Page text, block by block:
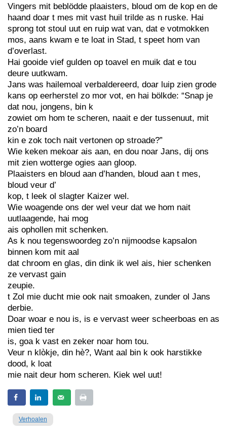
Vingers mit beblödde plaaisters, bloud om de kop en de
haand doar t mes mit vast huil trilde as n ruske. Hai
sprong tot stoul uut en ruip wat van, dat e votmokken
mos, aans kwam e te loat in Stad, t speet hom van
d’overlast.
Hai gooide vief gulden op toavel en muik dat e tou
deure uutkwam.
Jans was hailemoal verbaldereerd, doar luip zien grode
kans op eerherstel zo mor vot, en hai bölkde: “Snap je
dat nou, jongens, bin k
zowiet om hom te scheren, naait e der tussenuut, mit
zo’n board
kin e zok toch nait vertonen op stroade?”
Wie keken mekoar ais aan, en dou noar Jans, dij ons
mit zien wotterge ogies aan gloop.
Plaaisters en bloud aan d’handen, bloud aan t mes,
bloud veur d’
kop, t leek ol slagter Kaizer wel.
Wie woagende ons der wel veur dat we hom nait
uutlaagende, hai mog
ais ophollen mit schenken.
As k nou tegenswoordeg zo’n nijmoodse kapsalon
binnen kom mit aal
dat chroom en glas, din dink ik wel ais, hier schenken
ze vervast gain
zeupie.
t Zol mie ducht mie ook nait smoaken, zunder ol Jans
derbie.
Doar woar e nou is, is e vervast weer scheerboas en as
mien tied ter
is, goa k vast en zeker noar hom tou.
Veur n klòkje, din hè?, Want aal bin k ook harstikke
dood, k loat
mie nait deur hom scheren. Kiek wel uut!
Verhoalen